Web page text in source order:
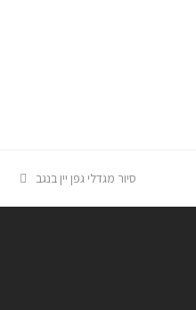
next
סיור מגדלי גפן יין בנגב